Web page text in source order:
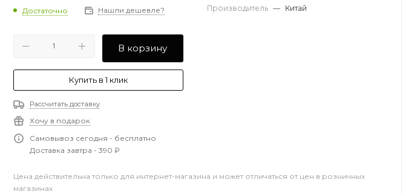
Достаточно Нашли дешевле?
В корзину
Купить в 1 клик
Рассчитать доставку
Хочу в подарок
Самовывоз сегодня - бесплатно
Доставка завтра - 390 ₽
Производитель — Китай
Цена действительна только для интернет-магазина и может отличаться от цен в розничных
магазинах